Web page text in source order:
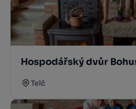
Hospodářský dvůr
Telč